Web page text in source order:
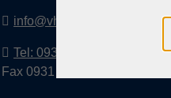
info@vhs-wuerzburg.de
Tel: 0931 35593 0
Fax 0931 35593-20